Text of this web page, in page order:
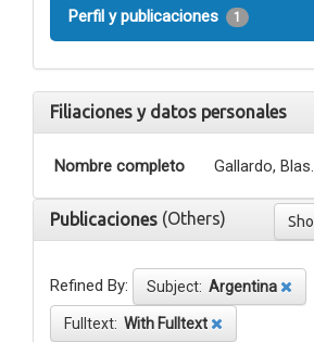
Perfil y publicaciones 1
Filiaciones y datos personales
Nombre completo Gallardo, Blas.
Publicaciones (Others)
Refined By: Subject: Argentina
Fulltext: With Fulltext